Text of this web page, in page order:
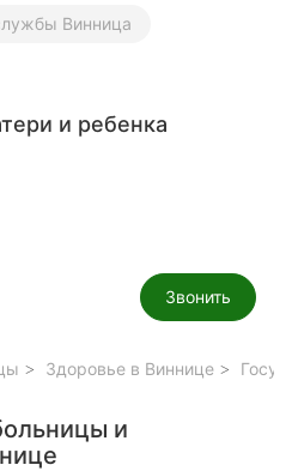
Винница
и ребенка
Звонить
Здоровье в Виннице
и